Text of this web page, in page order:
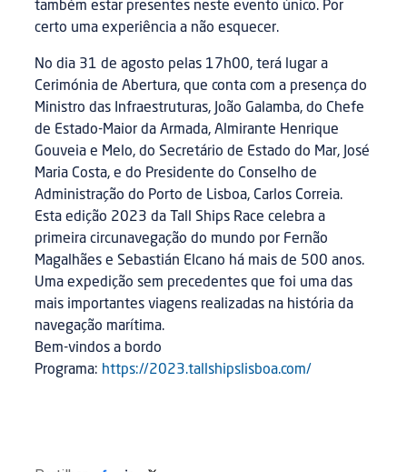
também estar presentes neste evento único. Por
certo uma experiência a não esquecer.
No dia 31 de agosto pelas 17h00, terá lugar a
Cerimónia de Abertura, que conta com a presença do
Ministro das Infraestruturas, João Galamba, do Chefe
de Estado-Maior da Armada, Almirante Henrique
Gouveia e Melo, do Secretário de Estado do Mar, José
Maria Costa, e do Presidente do Conselho de
Administração do Porto de Lisboa, Carlos Correia.
Esta edição 2023 da Tall Ships Race celebra a
primeira circunavegação do mundo por Fernão
Magalhães e Sebastián Elcano há mais de 500 anos.
Uma expedição sem precedentes que foi uma das
mais importantes viagens realizadas na história da
navegação marítima.
Bem-vindos a bordo
Programa: https://2023.tallshipslisboa.com/